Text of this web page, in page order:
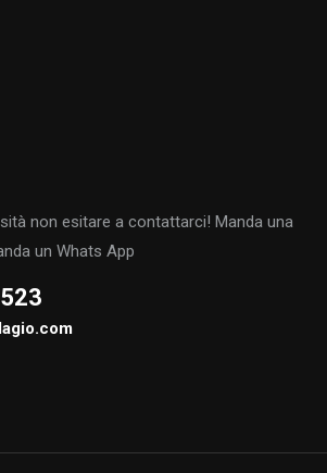
non esitare a contattarci! Manda una
un Whats App